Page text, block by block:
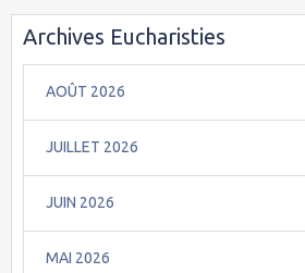
Archives Eucharisties
AOÛT 2026
JUILLET 2026
JUIN 2026
MAI 2026